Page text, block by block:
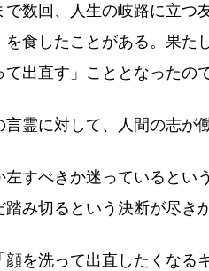
で数回、人生の岐路に立つ
を食したことがある。果た
て出直す」こととなったの
言霊に対して、人間の志が働
左すべきか迷っているとい
踏み切るという決断が尽き
顔を洗って出直したくなる